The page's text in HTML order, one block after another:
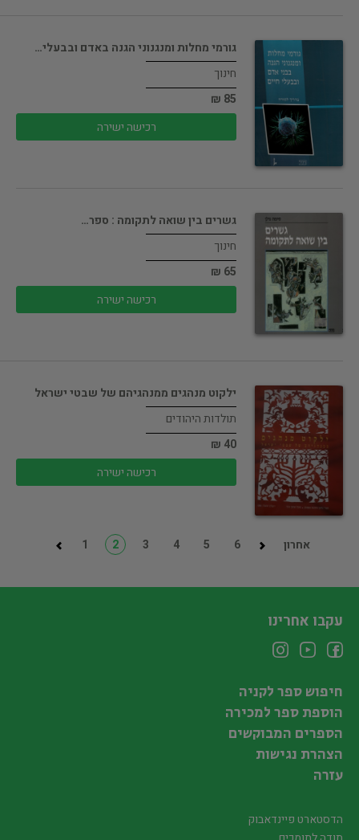
גורמי מחלות ומנגנוני הגנה באדם ובבעלי…
חינוך
85 ₪
רכישה ישירה
גשרים בין שואה לתקומה : ספר…
חינוך
65 ₪
רכישה ישירה
ילקוט מנהגים ממנהגיהם של שבטי ישראל
תולדות היהודים
40 ₪
רכישה ישירה
1 2 3 4 5 6 אחרון
עקבו אחרינו
חיפוש ספר לקניה
הוספת ספר למכירה
הספרים המבוקשים
הצהרת נגישות
עזרה
הדסטארט פיינדאבוק